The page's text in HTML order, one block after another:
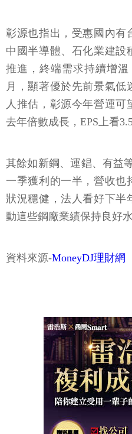
彰源也指出，受惠國內有
中國半導體、石化業建設
推進，終端需求持續增
月，顯著優於先前景氣
人推估，彰源今年營運可
去年倍數成長，EPS上看3.5
其餘如新鋼、運錩、有益
一季獲利的一半，營收也
狀況穩健，法人看好下半
動這些鋼廠業績保持良好水
資料來源-MoneyDJ理財網